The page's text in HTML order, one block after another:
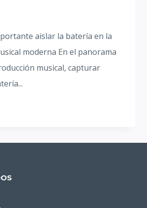
aislar la batería en la
moderna En el panorama
musical, capturar